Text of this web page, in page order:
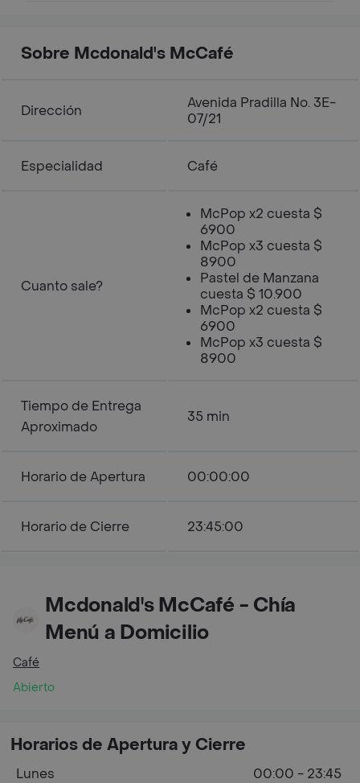
Sobre Mcdonald's McCafé
Dirección
Avenida Pradilla No. 3E-
07/21
Especialidad Café
Cuanto sale?
McPop x2 cuesta $
6900
McPop x3 cuesta $
8900
Pastel de Manzana
cuesta $ 10.900
McPop x2 cuesta $
6900
McPop x3 cuesta $
8900
Tiempo de Entrega
Aproximado
35 min
Horario de Apertura 00:00:00
Horario de Cierre 23:45:00
Mcdonald's McCafé - Chía
Menú a Domicilio
Café
Abierto
Horarios de Apertura y Cierre
Lunes
00:00 - 23:45